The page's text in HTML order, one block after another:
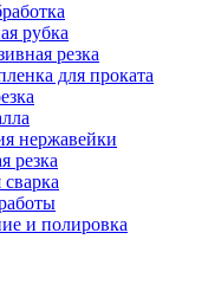
рубка
резка
для проката
нержавейки
резка
и полировка